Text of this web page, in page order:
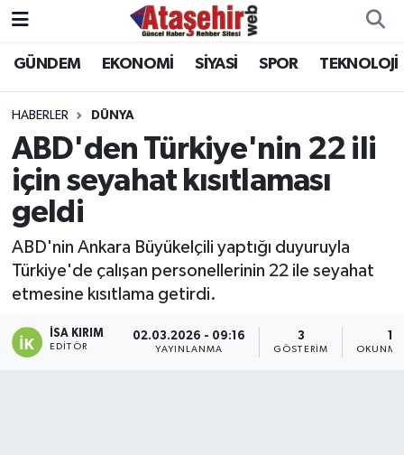
GÜNDEM EKONOMİ SİYASİ SPOR TEKNOLOJİ
HABERLER DÜNYA
ABD'den Türkiye'nin 22 ili
için seyahat kısıtlaması
geldi
ABD'nin Ankara Büyükelçili yaptığı duyuruyla
Türkiye'de çalışan personellerinin 22 ile seyahat
etmesine kısıtlama getirdi.
İSA KIRIM
EDITÖR
02.03.2026 - 09:16
YAYINLANMA
3
GÖSTERIM
1
Hava Durumu
Trafik Durumu
Süper Lig Puan Durumu ve Fikstür
Tüm Manşetler
Son Dakika Haberleri
Haber Arşivi